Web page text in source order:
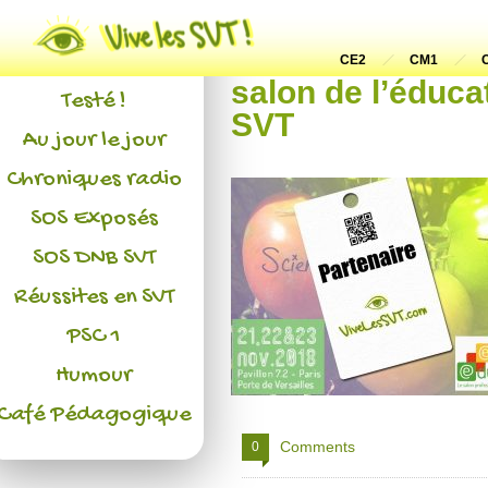
CE2 CM1
salon de
SVT
0 Comments
Actualités
L'association
Testé !
Au jour le jour
Chroniques radio
SOS Exposés
SOS DNB SVT
Réussites en SVT
PSC 1
Humour
Pédagogique